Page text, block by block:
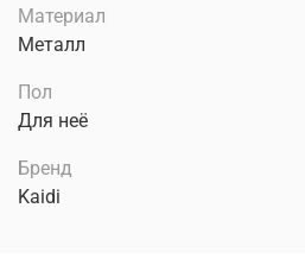
Материал
Металл
Пол
Для неё
Бренд
Kaidi